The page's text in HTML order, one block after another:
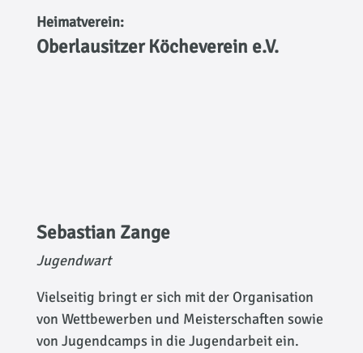
Heimatverein:
Oberlausitzer Köcheverein e.V.
Sebastian Zange
Jugendwart
Vielseitig bringt er sich mit der Organisation
von Wettbewerben und Meisterschaften sowie
von Jugendcamps in die Jugendarbeit ein.